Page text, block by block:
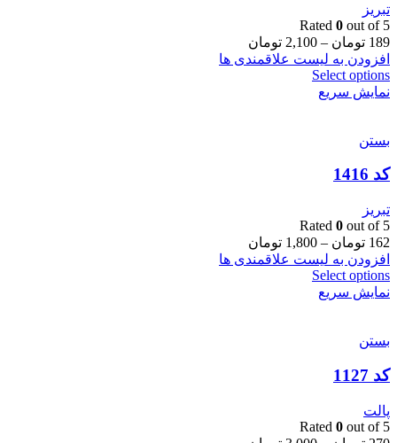
تبریز
Rated 0 out of 5
189 تومان –
2,100 تومان
افزودن به لیست علاقمندی ها
Select options
نمایش سریع
بستن
کد 1416
تبریز
Rated 0 out of 5
162 تومان –
1,800 تومان
افزودن به لیست علاقمندی ها
Select options
نمایش سریع
بستن
کد 1127
پالت
Rated 0 out of 5